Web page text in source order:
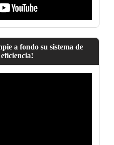
a fondo su sistema de
eficiencia!